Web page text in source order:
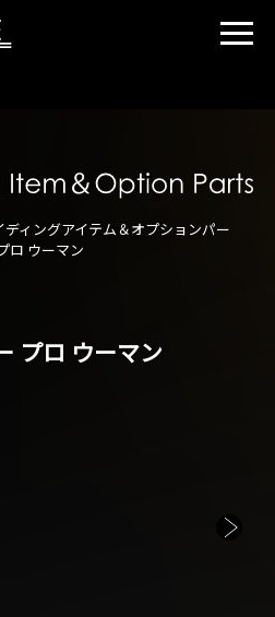
ディングアイテム＆オプションパー
ウーマン
プロ ウーマン